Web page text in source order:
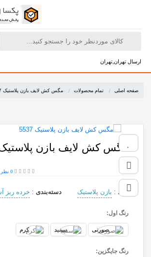
ارسال تهران,تهران
صفحه اصلی تمام محصولات مگس کش لایف بازن پلاستیک 5537
مگس کش لایف بازن پلاستیک
0 نظر
برند : بازن پلاستیک دسته‌بندی : خرده ریز
رنگ اول:
صورتی سفید کرم
رنگ جایگزین: